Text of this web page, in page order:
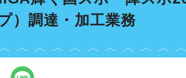
）調達・加工業務